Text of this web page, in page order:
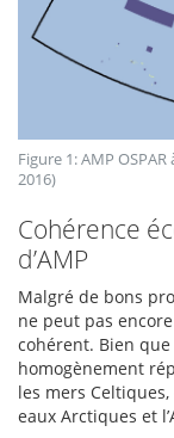
Figure 1: AMP
2016)
Cohérence
d’AMP
Malgré de bons
ne peut pas
cohérent. Bien que
homogènement
les mers
eaux Arctiques et